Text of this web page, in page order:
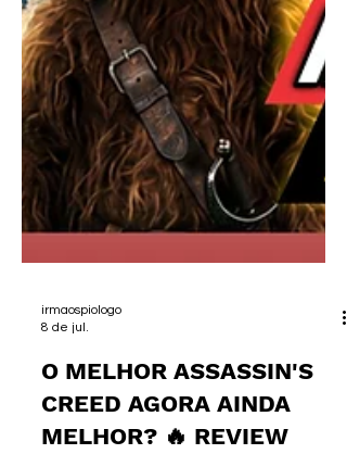
O MELHOR ASSASSIN'S
CREED AGORA AINDA